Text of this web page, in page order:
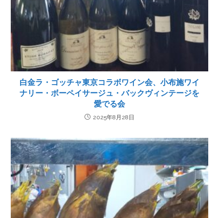
白金ラ・ゴッチャ東京コラボワイン会、小布施ワイ
ナリー・ボーペイサージュ・バックヴィンテージを
愛でる会
2025年8月28日